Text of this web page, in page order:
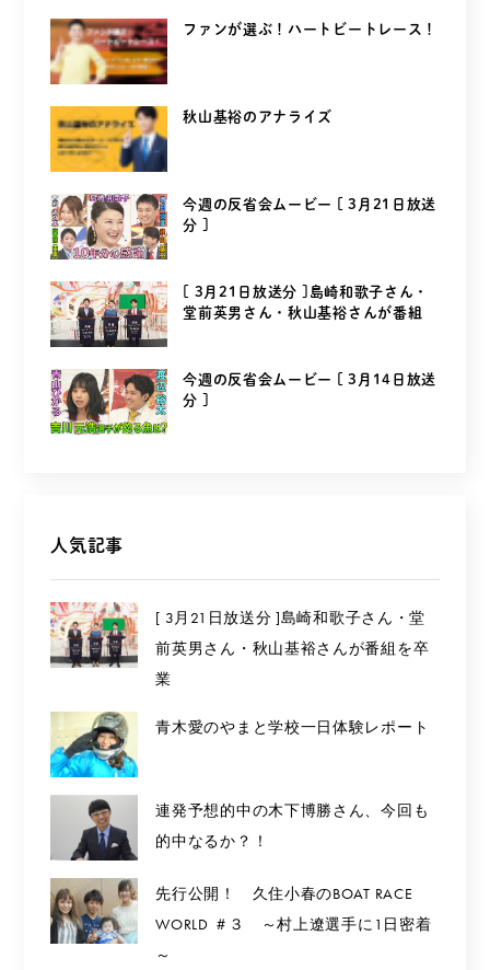
ファンが選ぶ！ハートビートレース！
秋山基裕のアナライズ
今週の反省会ムービー [ 3月21日放送
分 ]
[ 3月21日放送分 ]島崎和歌子さん・
堂前英男さん・秋山基裕さんが番組
今週の反省会ムービー [ 3月14日放送
分 ]
人気記事
[ 3月21日放送分 ]島崎和歌子さん・堂
前英男さん・秋山基裕さんが番組を卒
業
青木愛のやまと学校一日体験レポート
連発予想的中の木下博勝さん、今回も
的中なるか？！
先行公開！ 久住小春のBOAT RACE
WORLD ＃３ ～村上遼選手に1日密着
～